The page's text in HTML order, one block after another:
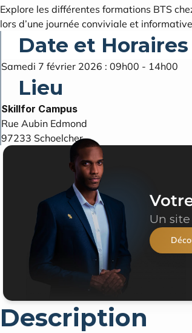
Explore les différentes formations BTS
lors d’une journée conviviale et
Date et Horaires
Samedi 7 février 2026 : 09h00 - 14h00
Lieu
Skillfor Campus
Rue Aubin Edmond
97233 Schoelcher
Un
Description